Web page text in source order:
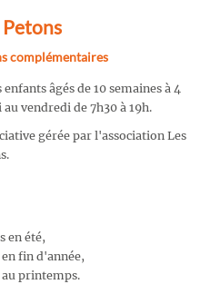
complémentaires
enfants âgés de 10 semaines à 4
vendredi de 7h30 à 19h.
gérée par l'association Les
en été,
fin d'année,
au printemps.